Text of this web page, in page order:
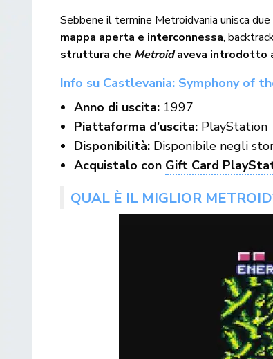
Sebbene il termine Metroidvania unisca due
mappa aperta e interconnessa,
struttura che Metroidaveva introdotto
Info su Castlevania: Symphony of
Anno di uscita: 1997
Piattaforma d’uscita: PlayStation
Disponibilità: Disponibile negli
Acquistalo con Gift Card
QUAL È IL MIGLIOR